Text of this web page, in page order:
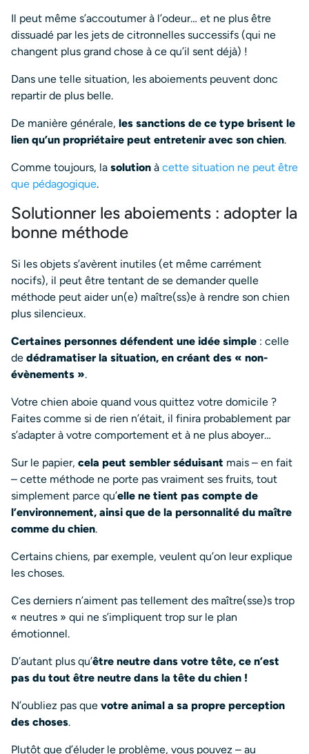
Il peut même s’accoutumer à l’odeur… et ne plus être
dissuadé par les jets de citronnelles successifs (qui ne
changent plus grand chose à ce qu’il sent déjà) !
Dans une telle situation, les aboiements peuvent donc
repartir de plus belle.
De manière générale, les sanctions de ce type brisent le
lien qu’un propriétaire peut entretenir avec son chien.
Comme toujours, la solution à cette situation ne peut être
que pédagogique.
Solutionner les aboiements : adopter la
bonne méthode
Si les objets s’avèrent inutiles (et même carrément
nocifs), il peut être tentant de se demander quelle
méthode peut aider un(e) maître(ss)e à rendre son chien
plus silencieux.
Certaines personnes défendent une idée simple : celle
de dédramatiser la situation, en créant des « non-
évènements ».
Votre chien aboie quand vous quittez votre domicile ?
Faites comme si de rien n’était, il finira probablement par
s’adapter à votre comportement et à ne plus aboyer…
Sur le papier, cela peut sembler séduisant mais – en fait
– cette méthode ne porte pas vraiment ses fruits, tout
simplement parce qu’elle ne tient pas compte de
l’environnement, ainsi que de la personnalité du maître
comme du chien.
Certains chiens, par exemple, veulent qu’on leur explique
les choses.
Ces derniers n’aiment pas tellement des maître(sse)s trop
« neutres » qui ne s’impliquent trop sur le plan
émotionnel.
D’autant plus qu’être neutre dans votre tête, ce n’est
pas du tout être neutre dans la tête du chien !
N’oubliez pas que votre animal a sa propre perception
des choses.
Plutôt que d’éluder le problème, vous pouvez – au